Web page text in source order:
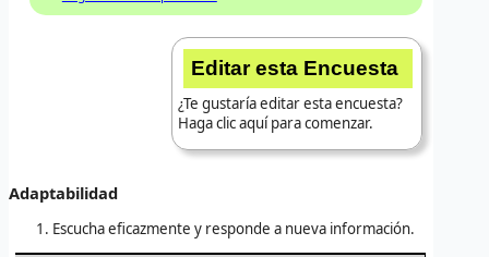
Editar esta Encuesta
¿Te gustaría editar esta encuesta?
Haga clic aquí para comenzar.
Adaptabilidad
Escucha eficazmente y responde a nueva información.